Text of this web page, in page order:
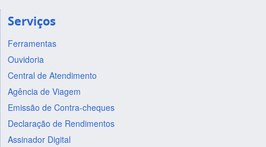
Serviços
Ferramentas
Ouvidoria
Central de Atendimento
Agência de Viagem
Emissão de Contra-cheques
Declaração de Rendimentos
Assinador Digital